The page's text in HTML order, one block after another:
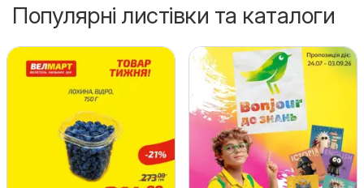
Популярні листівки та каталоги